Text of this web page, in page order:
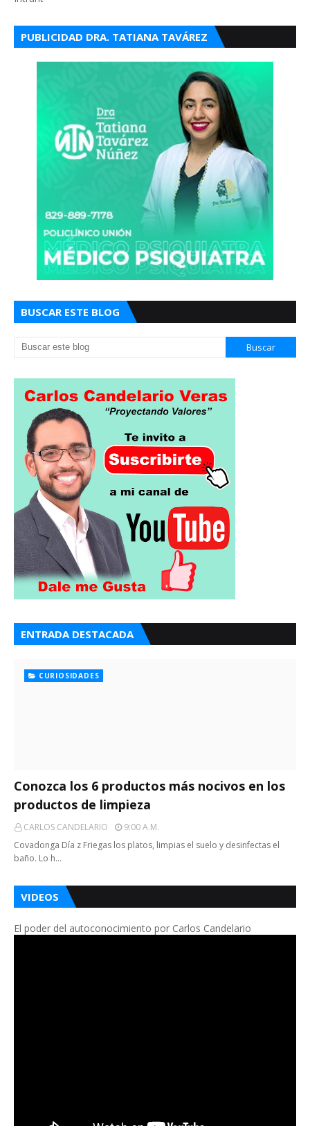
PUBLICIDAD DRA. TATIANA TAVÁREZ
BUSCAR ESTE BLOG
ENTRADA DESTACADA
CURIOSIDADES
Conozca los 6 productos más nocivos en los
productos de limpieza
CARLOS CANDELARIO
9:00 A.m.
Covadonga Día z Friegas los platos, limpias el suelo y desinfectas el
baño. Lo h…
VIDEOS
El poder del autoconocimiento por Carlos Candelario